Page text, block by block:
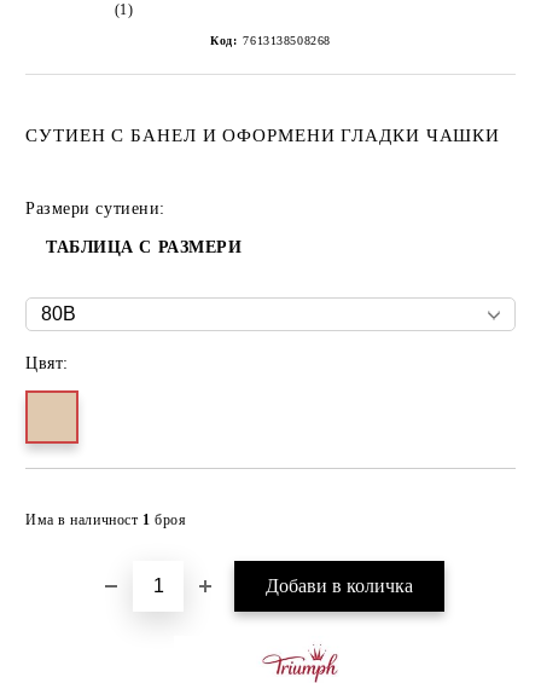
(1)
Код: 7613138508268
СУТИЕН С БАНЕЛ И ОФОРМЕНИ ГЛАДКИ ЧАШКИ
Размери сутиени:
ТАБЛИЦА С РАЗМЕРИ
Цвят:
Има в наличност 1 броя